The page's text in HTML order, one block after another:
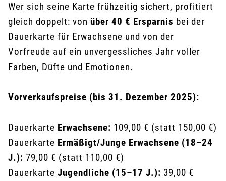
Wer sich seine Karte frühzeitig sichert, profitiert
gleich doppelt: von über 40 € Ersparnis bei der
Dauerkarte für Erwachsene und von der
Vorfreude auf ein unvergessliches Jahr voller
Farben, Düfte und Emotionen.
Vorverkaufspreise (bis 31. Dezember 2025):
Dauerkarte Erwachsene: 109,00 € (statt 150,00 €)
Dauerkarte Ermäßigt/Junge Erwachsene (18–24
J.): 79,00 € (statt 110,00 €)
Dauerkarte Jugendliche (15–17 J.): 39,00 €